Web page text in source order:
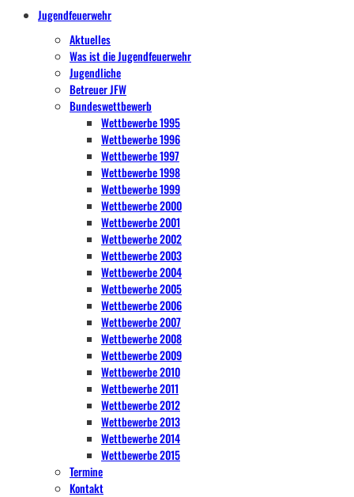
Jugendfeuerwehr
Aktuelles
Was ist die Jugendfeuerwehr
Jugendliche
Betreuer JFW
Bundeswettbewerb
Wettbewerbe 1995
Wettbewerbe 1996
Wettbewerbe 1997
Wettbewerbe 1998
Wettbewerbe 1999
Wettbewerbe 2000
Wettbewerbe 2001
Wettbewerbe 2002
Wettbewerbe 2003
Wettbewerbe 2004
Wettbewerbe 2005
Wettbewerbe 2006
Wettbewerbe 2007
Wettbewerbe 2008
Wettbewerbe 2009
Wettbewerbe 2010
Wettbewerbe 2011
Wettbewerbe 2012
Wettbewerbe 2013
Wettbewerbe 2014
Wettbewerbe 2015
Termine
Kontakt